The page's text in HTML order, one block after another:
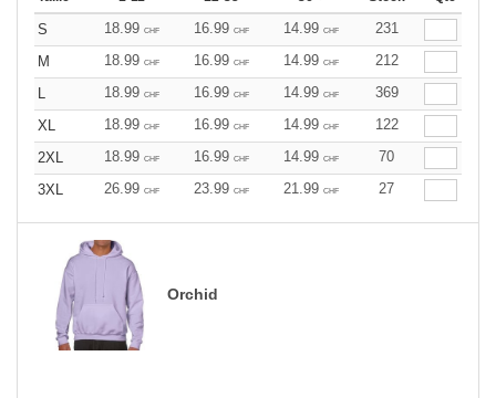
S 18.99 CHF 16.99 CHF 14.99 CHF
231
M
18.99 CHF 16.99 CHF 14.99 CHF
212
L
18.99 CHF 16.99 CHF 14.99 CHF
369
XL
18.99 CHF 16.99 CHF 14.99 CHF
122
2XL
18.99 CHF 16.99 CHF 14.99 CHF
70
3XL
26.99 CHF 23.99 CHF 21.99 CHF 27
Orchid